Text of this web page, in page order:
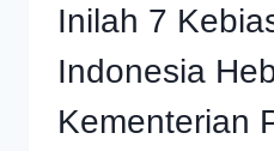
Inilah 7
Indonesia
Kementerian